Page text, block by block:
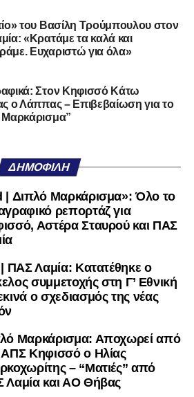
που δεν έχει και πρέπει να
Όχι αλαζονεία.
μικραίνει τον εαυτό της, δεν θα
να το κάνει.
ότι είναι
στοGoogle Newsγια να
νέα στην Ελλάδα και τον
το lamiara.gr στο
όλα τα νέα.
του Βασίλη Τρούμπουλου στον
«Κρατάμε τα καλά και
Ευχαριστώ για όλα»
Στον Κηφισσό Κάτω
ο Λάππας – Επιβεβαίωση για το
Μαρκάρισμα”
ΔΗΜΟΦΙΛΉ
| Διπλό Μαρκάρισμα»: Όλο το
ρεπορτάζ για
Αστέρα Σταυρού και ΠΑΣ
ΠΑΣ Λαμία: Κατατέθηκε ο
συμμετοχής στη Γ’ Εθνική
ο σχεδιασμός της νέας
Μαρκάρισμα: Αποχωρεί από
ΑΠΣ Κηφισσό ο Ηλίας
– “Ματιές” από
Λαμία και ΑΟ Θήβας